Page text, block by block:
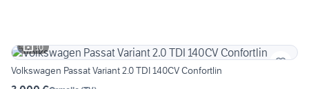
10
Volkswagen Passat Variant 2.0 TDI 140CV Confortlin